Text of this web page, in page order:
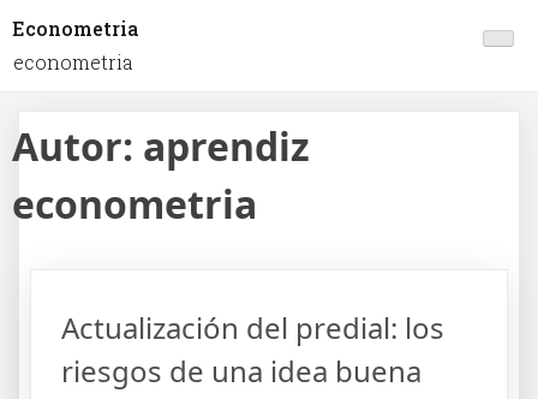
Econometria
econometria
Autor: aprendiz
econometria
Actualización del predial: los
riesgos de una idea buena